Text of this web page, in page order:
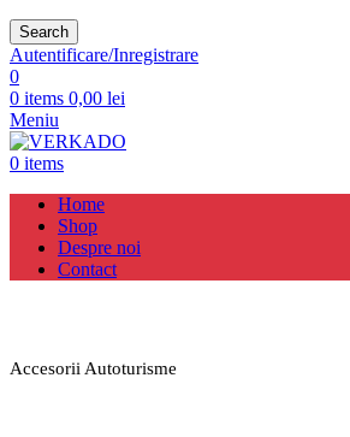
Search
Autentificare/Inregistrare
0
0 items 0,00 lei
Meniu
0 items
Home
Shop
Despre noi
Contact
Accesorii Autoturisme